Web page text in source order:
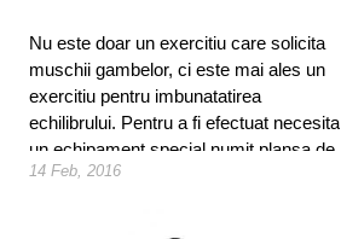
Nu este doar un exercitiu care solicita
muschii gambelor, ci este mai ales un
exercitiu pentru imbunatatirea
echilibrului. Pentru a fi efectuat necesita
un echipament special numit plansa de
echilibru.
14 Feb, 2016